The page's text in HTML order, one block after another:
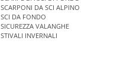
SCARPONI DA SCI ALPINO
SCI DA FONDO
SICUREZZA VALANGHE
STIVALI INVERNALI